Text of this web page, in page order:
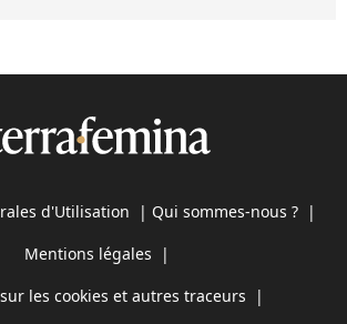
d'Utilisation | Qui sommes-nous ? |
Mentions légales |
les cookies et autres traceurs |